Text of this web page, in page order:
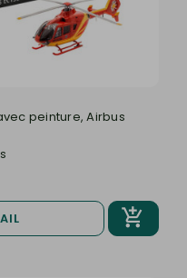
peinture, Airbus